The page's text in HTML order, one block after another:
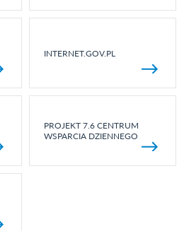
INTERNET.GOV.PL
PROJEKT 7.6 CENTRUM
WSPARCIA DZIENNEGO